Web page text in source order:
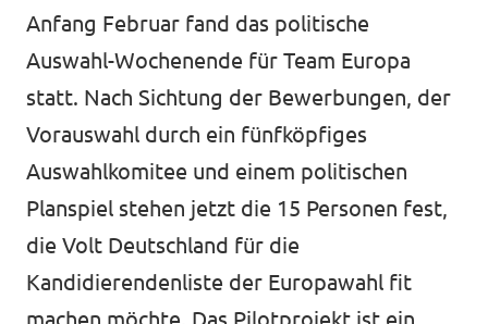
Anfang Februar fand das politische
Auswahl-Wochenende für Team Europa
statt. Nach Sichtung der Bewerbungen, der
Vorauswahl durch ein fünfköpfiges
Auswahlkomitee und einem politischen
Planspiel stehen jetzt die 15 Personen fest,
die Volt Deutschland für die
Kandidierendenliste der Europawahl fit